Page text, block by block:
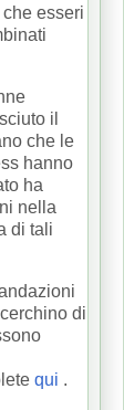
esseri
il
che le
hanno
ha
nella
di tali
di
qui .